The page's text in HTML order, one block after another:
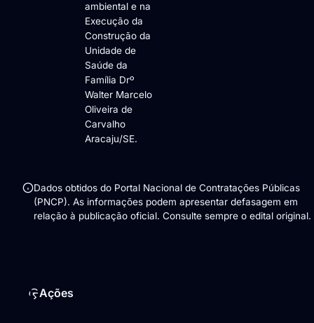
ambiental e na
Execução da
Construção da
Unidade de
Saúde da
Família Drº
Walter Marcelo
Oliveira de
Carvalho
Aracaju/SE.
Dados obtidos do Portal Nacional de Contratações Públicas
(PNCP). As informações podem apresentar defasagem em
relação à publicação oficial. Consulte sempre o edital original.
Ações